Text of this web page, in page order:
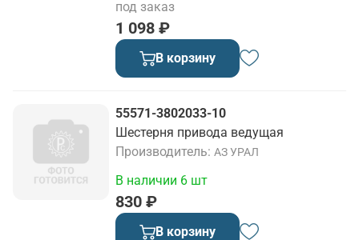
1 098 ₽
под заказ
В корзину
55571-3802033-10
Шестерня привода ведущая
Производитель АЗ УРАЛ
830 ₽
В наличии 6 шт
В корзину